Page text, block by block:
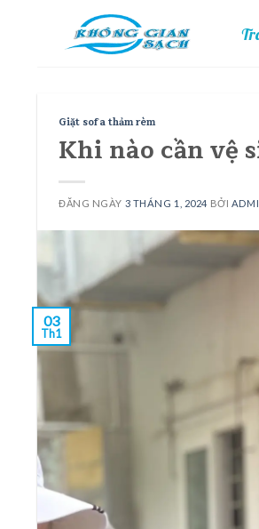
Giặt sofa thảm rèm
Khi nào cần vệ
ĐĂNG NGÀY 3 THÁNG 1, 2024 BỞI
03
Th1